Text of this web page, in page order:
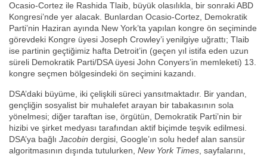
Ocasio-Cortez ile Rashida Tlaib, büyük olasılıkla, bir sonraki ABD
Kongresi’nde yer alacak. Bunlardan Ocasio-Cortez, Demokratik
Parti’nin Haziran ayında New York’ta yapılan kongre ön seçiminde
görevdeki Kongre üyesi Joseph Crowley’i yenilgiye uğrattı; Tlaib
ise partinin geçtiğimiz hafta Detroit’in (geçen yıl istifa eden uzun
süreli Demokratik Parti/DSA üyesi John Conyers’in memleketi) 13.
kongre seçmen bölgesindeki ön seçimini kazandı.
DSA’daki büyüme, iki çelişkili süreci yansıtmaktadır. Bir yandan,
gençliğin sosyalist bir muhalefet arayan bir tabakasının sola
yönelmesi; diğer taraftan ise, örgütün, Demokratik Parti’nin bir
hizibi ve şirket medyası tarafından aktif biçimde teşvik edilmesi.
DSA’ya bağlı Jacobin dergisi, Google’ın solu hedef alan sansür
algoritmasının dışında tutulurken, New York Times, sayfalarını,